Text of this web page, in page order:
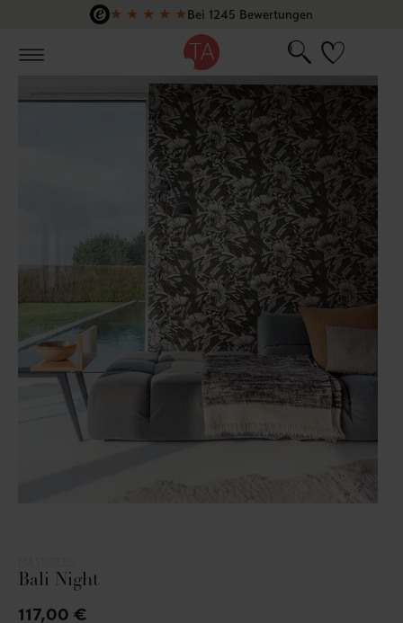
Zum Hauptinhalt springen
★ ★ ★ ★ ★Bei 1245 Bewertungen
Bali Night
117,00 €